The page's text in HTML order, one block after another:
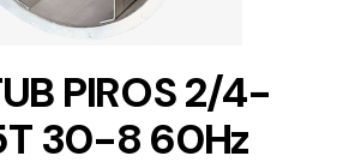
PIROS 2/4-
30-8 60Hz